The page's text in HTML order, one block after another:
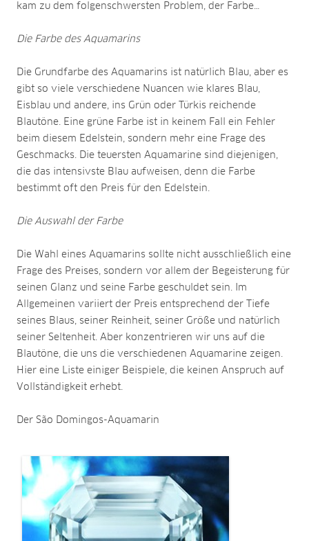
kam zu dem folgenschwersten Problem, der Farbe…
Die Farbe des Aquamarins
Die Grundfarbe des Aquamarins ist natürlich Blau, aber es
gibt so viele verschiedene Nuancen wie klares Blau,
Eisblau und andere, ins Grün oder Türkis reichende
Blautöne. Eine grüne Farbe ist in keinem Fall ein Fehler
beim diesem Edelstein, sondern mehr eine Frage des
Geschmacks. Die teuersten Aquamarine sind diejenigen,
die das intensivste Blau aufweisen, denn die Farbe
bestimmt oft den Preis für den Edelstein.
Die Auswahl der Farbe
Die Wahl eines Aquamarins sollte nicht ausschließlich eine
Frage des Preises, sondern vor allem der Begeisterung für
seinen Glanz und seine Farbe geschuldet sein. Im
Allgemeinen variiert der Preis entsprechend der Tiefe
seines Blaus, seiner Reinheit, seiner Größe und natürlich
seiner Seltenheit. Aber konzentrieren wir uns auf die
Blautöne, die uns die verschiedenen Aquamarine zeigen.
Hier eine Liste einiger Beispiele, die keinen Anspruch auf
Vollständigkeit erhebt.
Der São Domingos-Aquamarin